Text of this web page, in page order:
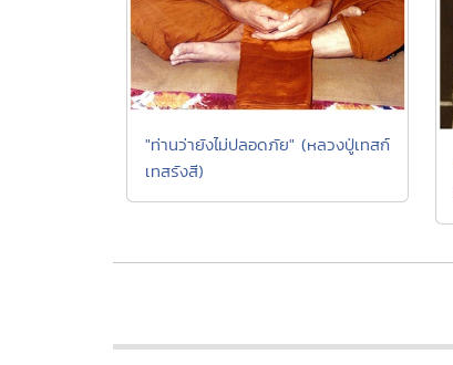
"ท่านว่ายังไม่ปลอดภัย" (หลวงปู่เทสก์
เทสรังสี)